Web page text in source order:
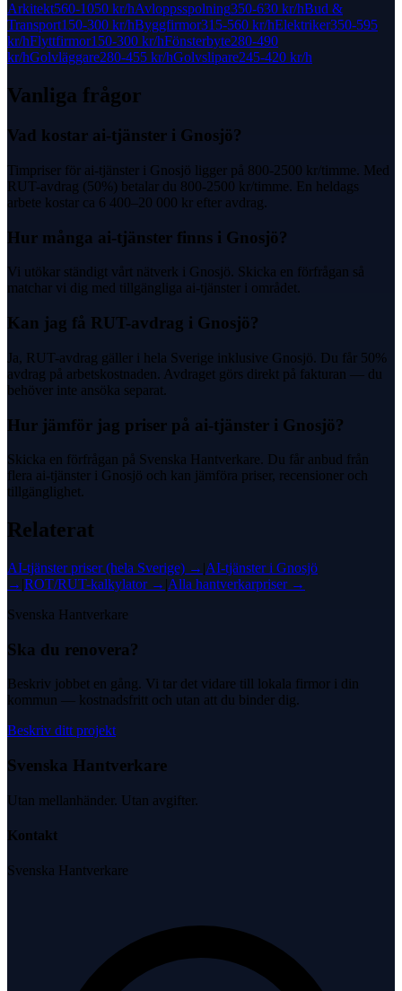
Arkitekt560-1050 kr/hAvloppsspolning350-630 kr/hBud &
Transport150-300 kr/hByggfirmor315-560 kr/hElektriker350-595
kr/hFlyttfirmor150-300 kr/hFönsterbyte280-490
kr/hGolvläggare280-455 kr/hGolvslipare245-420 kr/h
Vanliga frågor
Vad kostar ai-tjänster i Gnosjö?
Timpriser för ai-tjänster i Gnosjö ligger på 800-2500 kr/timme. Med
RUT-avdrag (50%) betalar du 800-2500 kr/timme. En heldags
arbete kostar ca 6 400–20 000 kr efter avdrag.
Hur många ai-tjänster finns i Gnosjö?
Vi utökar ständigt vårt nätverk i Gnosjö. Skicka en förfrågan så
matchar vi dig med tillgängliga ai-tjänster i området.
Kan jag få RUT-avdrag i Gnosjö?
Ja, RUT-avdrag gäller i hela Sverige inklusive Gnosjö. Du får 50%
avdrag på arbetskostnaden. Avdraget görs direkt på fakturan — du
behöver inte ansöka separat.
Hur jämför jag priser på ai-tjänster i Gnosjö?
Skicka en förfrågan på Svenska Hantverkare. Du får anbud från
flera ai-tjänster i Gnosjö och kan jämföra priser, recensioner och
tillgänglighet.
Relaterat
AI-tjänsterpriser (hela Sverige) → |AI-tjänsteri Gnosjö
→ |ROT/RUT-kalkylator → |Alla hantverkarpriser →
Svenska Hantverkare
Ska du renovera?
Beskriv jobbet en gång. Vi tar det vidare till lokala firmor i din
kommun — kostnadsfritt och utan att du binder dig.
Beskriv ditt projekt
Svenska Hantverkare
Utan mellanhänder. Utan avgifter.
Kontakt
Svenska Hantverkare